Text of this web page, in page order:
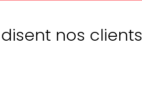
nos clients